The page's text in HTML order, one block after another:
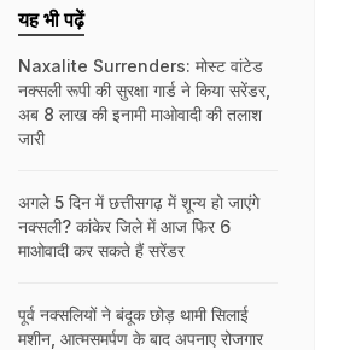
यह भी पढ़ें
Naxalite Surrenders: मोस्ट वांटेड
नक्सली रूपी की सुरक्षा गार्ड ने किया सरेंडर,
अब 8 लाख की इनामी माओवादी की तलाश
जारी
अगले 5 दिन में छत्तीसगढ़ में शून्य हो जाएंगे
नक्सली? कांकेर जिले में आज फिर 6
माओवादी कर सकते हैं सरेंडर
पूर्व नक्सलियों ने बंदूक छोड़ थामी सिलाई
मशीन, आत्मसमर्पण के बाद अपनाए रोजगार